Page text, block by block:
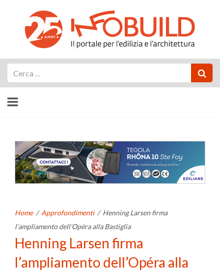
Home / Approfondimenti / Henning Larsen firma
l’ampliamento dell’Opéra alla Bastiglia
Henning Larsen firma
l’ampliamento dell’Opéra alla